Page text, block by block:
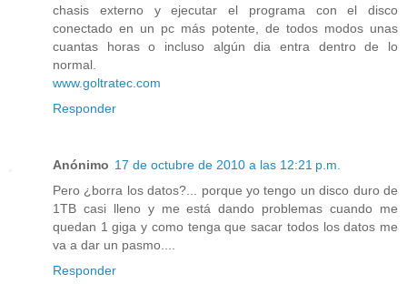
chasis externo y ejecutar el programa con el disco
conectado en un pc más potente, de todos modos unas
cuantas horas o incluso algún dia entra dentro de lo
normal.
www.goltratec.com
Responder
Anónimo 17 de octubre de 2010 a las 12:21 p.m.
Pero ¿borra los datos?... porque yo tengo un disco duro de
1TB casi lleno y me está dando problemas cuando me
quedan 1 giga y como tenga que sacar todos los datos me
va a dar un pasmo....
Responder